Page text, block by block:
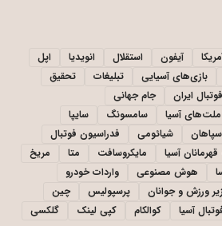
آیفون استقلال انویدیا
اپل
بازی‌های آسیایی تبلیغات
تحقیق
ایران
جام جهانی
آسیا سامسونگ
سایپا
سپاهان شیائومی
فدراسیون فوتبال
آسیا مایکروسافت متا
مریخ
هوش مصنوعی
واردات خودرو
ورزش و جوانان پرسپولیس
چین
آسیا کوالکام کپی لینک
گلکسی